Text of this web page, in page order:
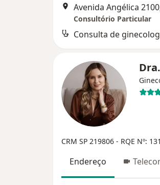
Avenida Angélica
Consultório Particular
Consulta de
CRM SP 219806 - RQE Nº:
Endereço